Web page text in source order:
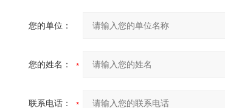
您的单位：
您的姓名：
联系电话：